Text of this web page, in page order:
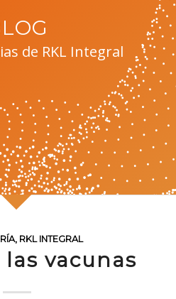
de RKL Integral
, RKL INTEGRAL
las vacunas